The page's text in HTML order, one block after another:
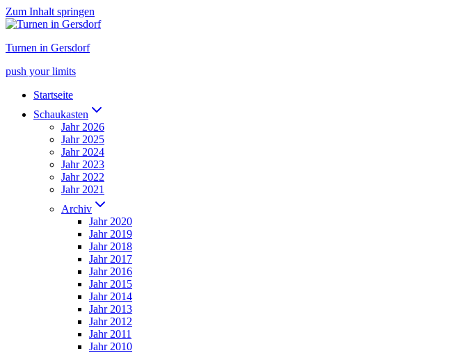
Zum Inhalt springen
Turnen in Gersdorf
push your limits
Startseite
Schaukasten
Jahr 2026
Jahr 2025
Jahr 2024
Jahr 2023
Jahr 2022
Jahr 2021
Archiv
Jahr 2020
Jahr 2019
Jahr 2018
Jahr 2017
Jahr 2016
Jahr 2015
Jahr 2014
Jahr 2013
Jahr 2012
Jahr 2011
Jahr 2010